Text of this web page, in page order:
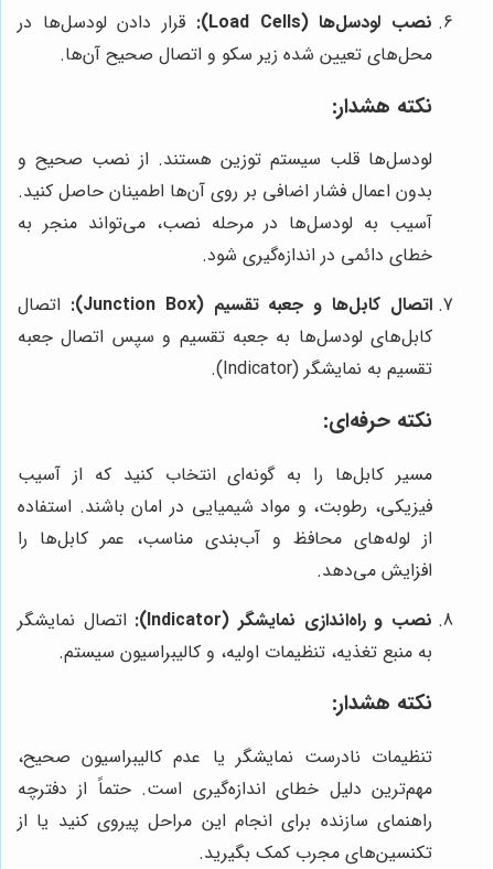
نصب لودسل‌ها (Load Cells):
قرار دادن لودسل‌ها در
محل‌های تعیین شده زیر سکو و اتصال صحیح آن‌ها.
نکته هشدار:
لودسل‌ها قلب سیستم توزین هستند. از نصب صحیح و
بدون اعمال فشار اضافی بر روی آن‌ها اطمینان حاصل کنید.
آسیب به لودسل‌ها در مرحله نصب، می‌تواند منجر به
خطای دائمی در اندازه‌گیری شود.
اتصال کابل‌ها و جعبه تقسیم (Junction Box):
اتصال
کابل‌های لودسل‌ها به جعبه تقسیم و سپس اتصال جعبه
تقسیم به نمایشگر (Indicator).
نکته حرفه‌ای:
مسیر کابل‌ها را به گونه‌ای انتخاب کنید که از آسیب
فیزیکی، رطوبت، و مواد شیمیایی در امان باشند. استفاده
از لوله‌های محافظ و آب‌بندی مناسب، عمر کابل‌ها را
افزایش می‌دهد.
نصب و راه‌اندازی نمایشگر (Indicator):
اتصال نمایشگر
به منبع تغذیه، تنظیمات اولیه، و کالیبراسیون سیستم.
نکته هشدار:
تنظیمات نادرست نمایشگر یا عدم کالیبراسیون صحیح،
مهم‌ترین دلیل خطای اندازه‌گیری است. حتماً از دفترچه
راهنمای سازنده برای انجام این مراحل پیروی کنید یا از
تکنسین‌های مجرب کمک بگیرید.